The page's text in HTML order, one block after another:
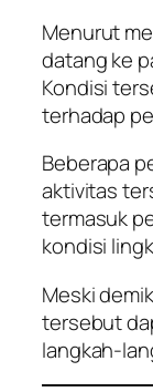
Menurut
datang ke
Kondisi
terhadap
Beberapa
aktivitas
termasuk
kondisi
Meski
tersebut
langkah-